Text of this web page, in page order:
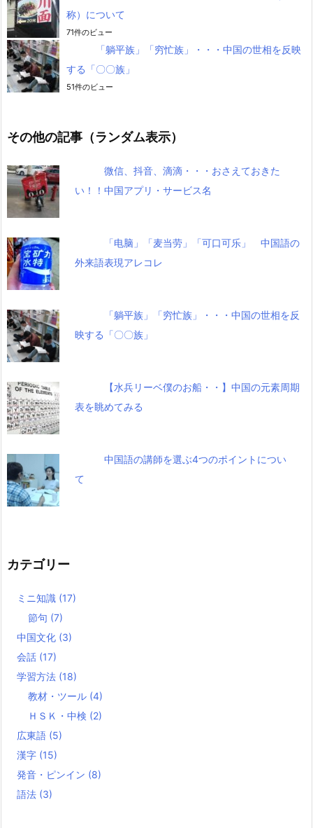
称）について
71件のビュー
「躺平族」「穷忙族」・・・中国の世相を反映
する「〇〇族」
51件のビュー
その他の記事（ランダム表示）
微信、抖音、滴滴・・・おさえておきた
い！！中国アプリ・サービス名
「电脑」「麦当劳」「可口可乐」 中国語の
外来語表現アレコレ
「躺平族」「穷忙族」・・・中国の世相を反
映する「〇〇族」
【水兵リーベ僕のお船・・】中国の元素周期
表を眺めてみる
中国語の講師を選ぶ4つのポイントについ
て
カテゴリー
ミニ知識 (17)
節句 (7)
中国文化 (3)
会話 (17)
学習方法 (18)
教材・ツール (4)
ＨＳＫ・中検 (2)
広東語 (5)
漢字 (15)
発音・ピンイン (8)
語法 (3)